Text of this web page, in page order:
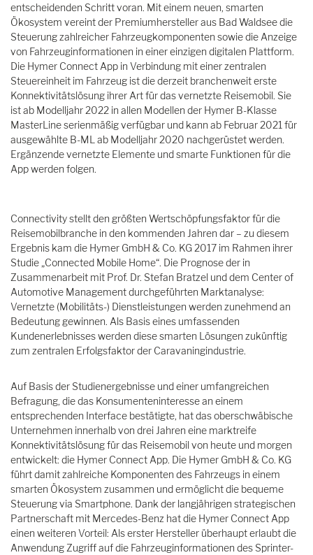
entscheidenden Schritt voran. Mit einem neuen, smarten
Ökosystem vereint der Premiumhersteller aus Bad Waldsee die
Steuerung zahlreicher Fahrzeugkomponenten sowie die Anzeige
von Fahrzeuginformationen in einer einzigen digitalen Plattform.
Die Hymer Connect App in Verbindung mit einer zentralen
Steuereinheit im Fahrzeug ist die derzeit branchenweit erste
Konnektivitätslösung ihrer Art für das vernetzte Reisemobil. Sie
ist ab Modelljahr 2022 in allen Modellen der Hymer B-Klasse
MasterLine serienmäßig verfügbar und kann ab Februar 2021 für
ausgewählte B-ML ab Modelljahr 2020 nachgerüstet werden.
Ergänzende vernetzte Elemente und smarte Funktionen für die
App werden folgen.
Connectivity stellt den größten Wertschöpfungsfaktor für die
Reisemobilbranche in den kommenden Jahren dar – zu diesem
Ergebnis kam die Hymer GmbH & Co. KG 2017 im Rahmen ihrer
Studie „Connected Mobile Home“. Die Prognose der in
Zusammenarbeit mit Prof. Dr. Stefan Bratzel und dem Center of
Automotive Management durchgeführten Marktanalyse:
Vernetzte (Mobilitäts-) Dienstleistungen werden zunehmend an
Bedeutung gewinnen. Als Basis eines umfassenden
Kundenerlebnisses werden diese smarten Lösungen zukünftig
zum zentralen Erfolgsfaktor der Caravaningindustrie.
Auf Basis der Studienergebnisse und einer umfangreichen
Befragung, die das Konsumenteninteresse an einem
entsprechenden Interface bestätigte, hat das oberschwäbische
Unternehmen innerhalb von drei Jahren eine marktreife
Konnektivitätslösung für das Reisemobil von heute und morgen
entwickelt: die Hymer Connect App. Die Hymer GmbH & Co. KG
führt damit zahlreiche Komponenten des Fahrzeugs in einem
smarten Ökosystem zusammen und ermöglicht die bequeme
Steuerung via Smartphone. Dank der langjährigen strategischen
Partnerschaft mit Mercedes-Benz hat die Hymer Connect App
einen weiteren Vorteil: Als erster Hersteller überhaupt erlaubt die
Anwendung Zugriff auf die Fahrzeuginformationen des Sprinter-